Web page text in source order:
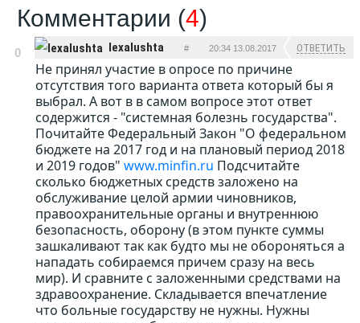
Комментарии (4)
0 lexalushta # 20:34 13.08.2017 ОТВЕТИТЬ
Не принял участие в опросе по причине
отсутствия того варианта ответа который бы я
выбрал. А вот в в самом вопросе этот ответ
содержится - "системная болезнь государства".
Почитайте Федеральный Закон "О федеральном
бюджете на 2017 год и на плановый период 2018
и 2019 годов" www.minfin.ru Подсчитайте
сколько бюджетных средств заложено на
обслуживание целой армии чиновников,
правоохранительные органы и внутреннюю
безопасность, оборону (в этом пункте суммы
зашкаливают так как будто мы не обороняться а
нападать собираемся причем сразу на весь
мир). И сравните с заложенными средствами на
здравоохранение. Складывается впечатление
что больные государству не нужны. Нужны